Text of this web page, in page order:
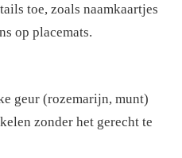
toe, zoals naamkaartjes
op placemats.
geur (rozemarijn, munt)
zonder het gerecht te